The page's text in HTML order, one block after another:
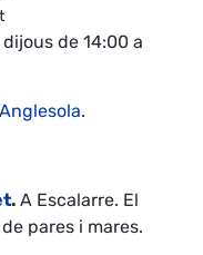
de 14:00 a
.
. A Escalarre. El
pares i mares.